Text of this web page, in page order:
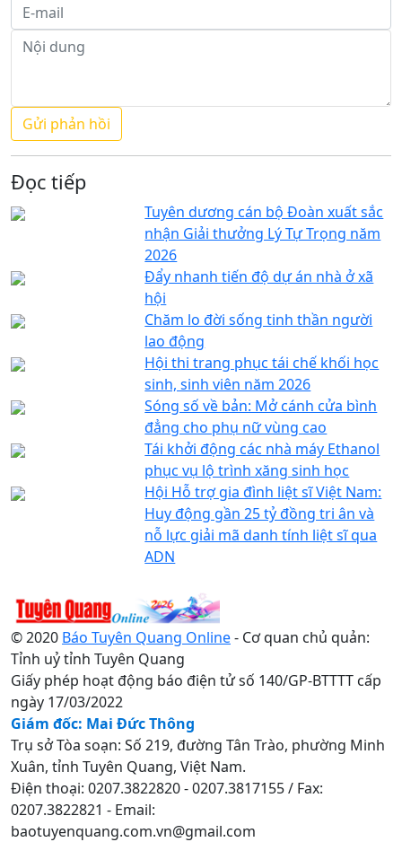
Đọc tiếp
Tuyên dương cán bộ Đoàn xuất sắc
nhận Giải thưởng Lý Tự Trọng năm
2026
Đẩy nhanh tiến độ dự án nhà ở xã
hội
Chăm lo đời sống tinh thần người
lao động
Hội thi trang phục tái chế khối học
sinh, sinh viên năm 2026
Sóng số về bản: Mở cánh cửa bình
đẳng cho phụ nữ vùng cao
Tái khởi động các nhà máy Ethanol
phục vụ lộ trình xăng sinh học
Hội Hỗ trợ gia đình liệt sĩ Việt Nam:
Huy động gần 25 tỷ đồng tri ân và
nỗ lực giải mã danh tính liệt sĩ qua
ADN
© 2020 Báo Tuyên Quang Online- Cơ quan chủ quản:
Tỉnh uỷ tỉnh Tuyên Quang
Giấy phép hoạt động báo điện tử số 140/GP-BTTTT cấp
ngày 17/03/2022
Giám đốc: Mai Đức Thông
Trụ sở Tòa soạn: Số 219, đường Tân Trào, phường Minh
Xuân, tỉnh Tuyên Quang, Việt Nam.
Điện thoại: 0207.3822820 - 0207.3817155 / Fax:
0207.3822821 - Email:
baotuyenquang.com.vn@gmail.com